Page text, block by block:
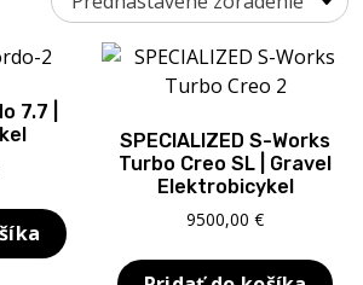
7.7 |
SPECIALIZED S-Works
Turbo Creo SL | Gravel
Elektrobicykel
9500,00€